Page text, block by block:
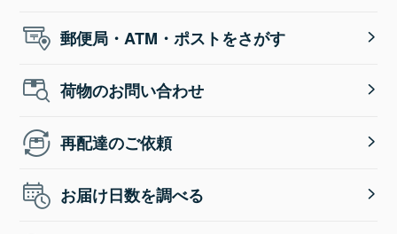
郵便局・ATM・ポストをさがす
荷物のお問い合わせ
再配達のご依頼
お届け日数を調べる